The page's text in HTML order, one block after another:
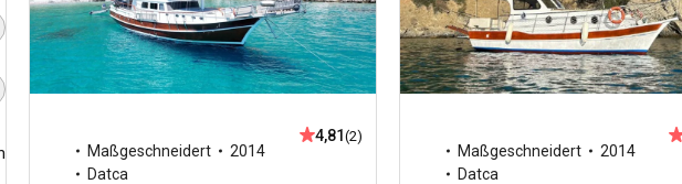
Maßgeschneidert
2014
Datca
4,81 (2)
Maßgeschneidert
2014
Datca